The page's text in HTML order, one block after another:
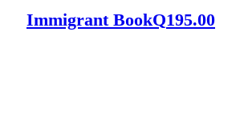
Immigrant BookQ195.00